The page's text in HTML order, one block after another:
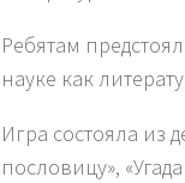
Ребятам
науке как
Игра состояла из
пословицу»,